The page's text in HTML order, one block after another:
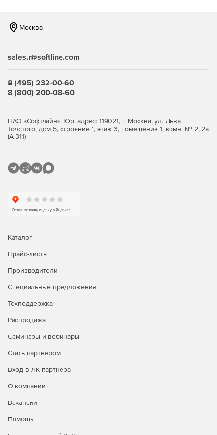
Функции удаленной блокировки телефона, стирания
Возможность блокирования смартфона при смене
Интеллектуальные обновления при установлении
Отправка обновлений в SMS-сообщении, когда
мобильное подключение недоступно.
Москва
sales.r@softline.com
8 (495) 232-00-60
8 (800) 200-08-60
ПАО «Софтлайн». Юр. адрес: 119021, г. Москва, ул. Льва
Толстого, дом 5, строение 1, этаж 3, помещение 1, комн. № 2, 2а
(А-311)
Каталог
Прайс-листы
Производители
Специальные предложения
Техподдержка
Распродажа
Семинары и вебинары
Стать партнером
Вход в ЛК партнера
О компании
Вакансии
Помощь